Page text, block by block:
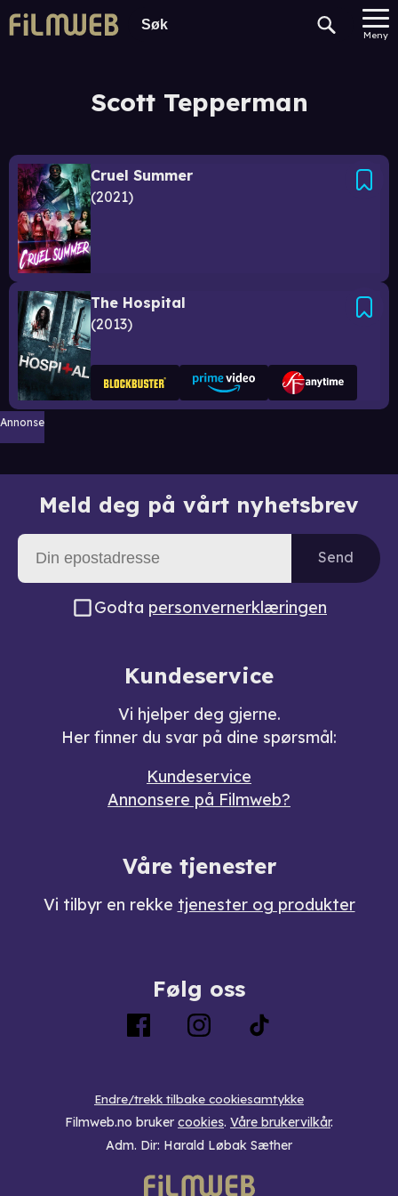
Meny
Scott Tepperman
Cruel Summer
2021
The Hospital
2013
Annonse
Meld deg på vårt nyhetsbrev
Send
Godta personvernerklæringen
Kundeservice
Vi hjelper deg gjerne.
Her finner du svar på dine spørsmål:
Kundeservice
Annonsere på Filmweb?
Våre tjenester
Vi tilbyr en rekke tjenester og produkter
Følg oss
Endre/trekk tilbake cookiesamtykke
Filmweb.no bruker cookies. Våre brukervilkår.
Adm. Dir: Harald Løbak Sæther